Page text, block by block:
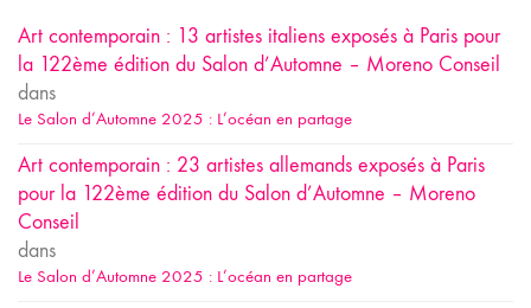
Art contemporain : 13 artistes italiens exposés à Paris pour
la 122ème édition du Salon d’Automne – Moreno Conseil
dans
Le Salon d’Automne 2025 : L’océan en partage
Art contemporain : 23 artistes allemands exposés à Paris
pour la 122ème édition du Salon d’Automne – Moreno
Conseil
dans
Le Salon d’Automne 2025 : L’océan en partage